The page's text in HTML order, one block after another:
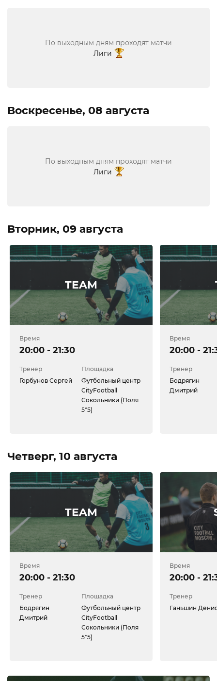
По выходным дням проходят матчи
Лиги
Воскресенье, 08 августа
По выходным дням проходят матчи
Лиги
Вторник, 09 августа
TEAM
Время
20:00 - 21:30
Тренер
Горбунов Сергей
Площадка
Футбольный центр
CityFootball
Сокольники (Поля
5*5)
Время
20:00 -
Тренер
Бодрягин
Дмитрий
Четверг, 10 августа
TEAM
Время
20:00 - 21:30
Тренер
Бодрягин
Дмитрий
Площадка
Футбольный центр
CityFootball
Сокольники (Поля
5*5)
Время
20:00 -
Тренер
Ганьшин